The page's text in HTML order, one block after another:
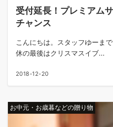
受付延長！プレミアム
チャンス
こんにちは。スタッフゆーま
休の最後はクリスマスイブ...
2018-12-20
お中元・お歳暮などの贈り物